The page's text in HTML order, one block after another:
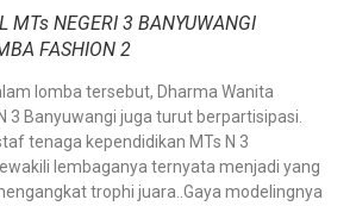
MTs NEGERI 3 BANYUWANGI
FASHION 2
lomba tersebut, Dharma Wanita
3 Banyuwangi juga turut berpartisipasi.
tenaga kependidikan MTs N 3
lembaganya ternyata menjadi yang
trophi juara..Gaya modelingnya